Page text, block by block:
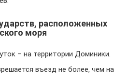
расположенных
моря
– на территории Доминики.
въезд не более, чем на